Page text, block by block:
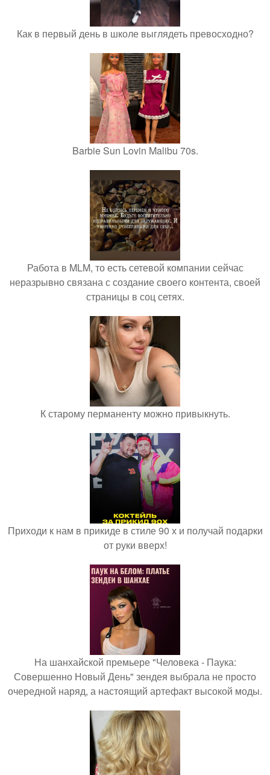
Как в первый день в школе выглядеть превосходно?
Barbie Sun Lovin Malibu 70s.
Работа в MLM, то есть сетевой компании сейчас
неразрывно связана с создание своего контента, своей
страницы в соц сетях.
К старому перманенту можно привыкнуть.
Приходи к нам в прикиде в стиле 90 х и получай подарки
от руки вверх!
На шанхайской премьере "Человека - Паука:
Совершенно Новый День" зендея выбрала не просто
очередной наряд, а настоящий артефакт высокой моды.